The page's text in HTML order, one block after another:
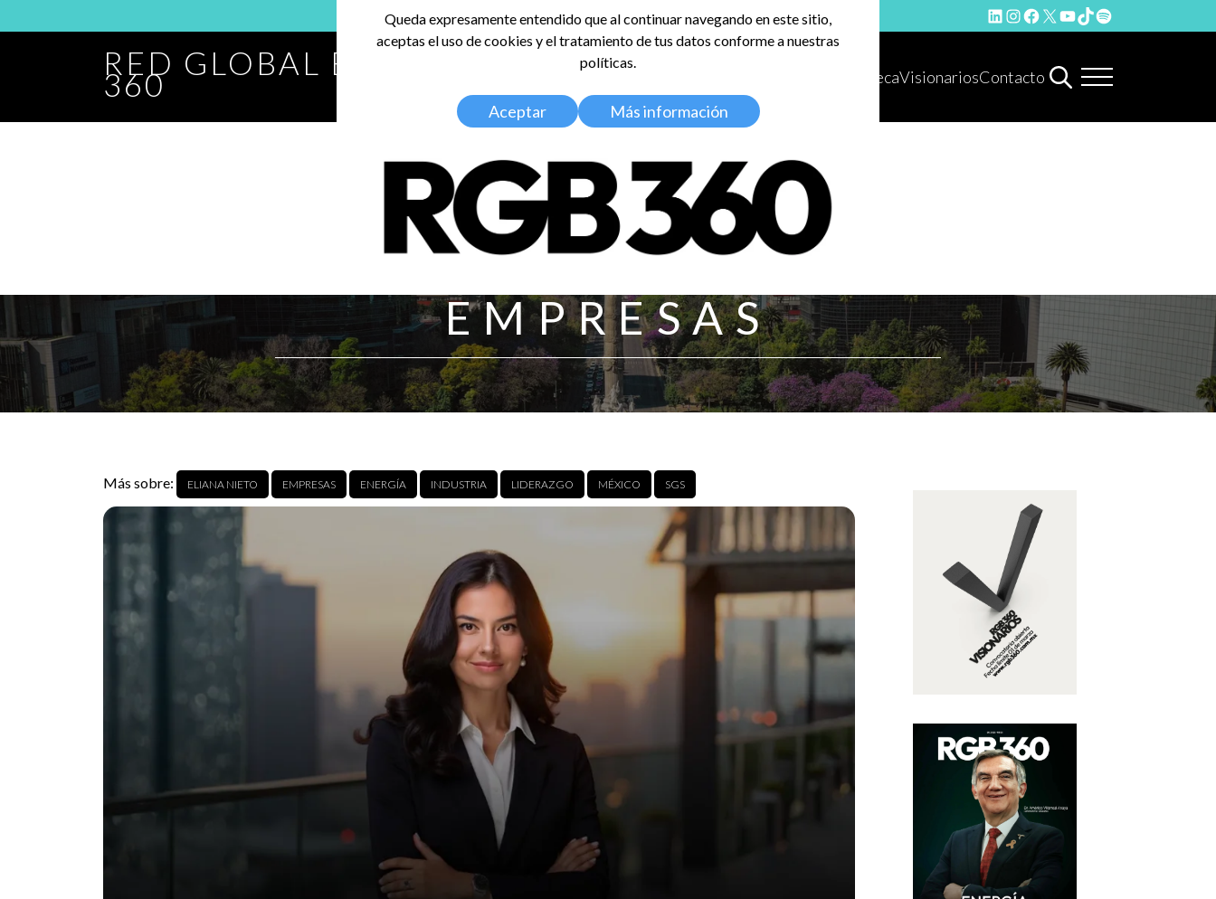
LinkedIn
Instagram
Facebook
X YouTube
TikTok
Spotify
RED GLOBAL BALDOSA
360 HemerotecaVisionariosContacto
EMPRESAS
Más sobre: ELIANA NIETO EMPRESAS ENERGÍA INDUSTRIA LIDERAZGO MÉXICO SGS
Queda expresamente entendido que al continuar navegando en este sitio,
aceptas el uso de cookies y el tratamiento de tus datos conforme a nuestras
políticas.
Aceptar Más información